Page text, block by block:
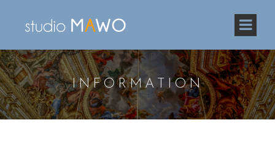
INFORMATION